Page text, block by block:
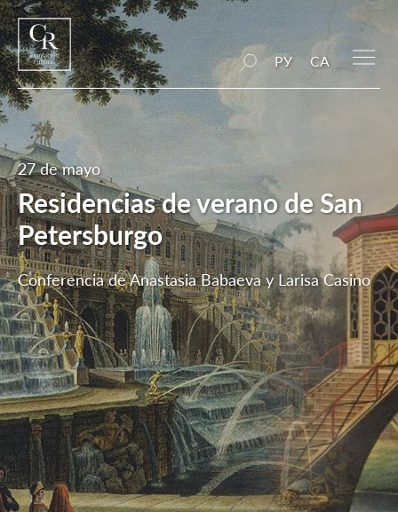
РУ CA
27 de mayo
Residencias de verano de San
Petersburgo
Conferencia de Anastasia Babaeva y Larisa Casino